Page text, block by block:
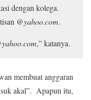
dengan kolega.
@yahoo.com.
,” katanya.
membuat anggaran
akal”. Apapun itu,